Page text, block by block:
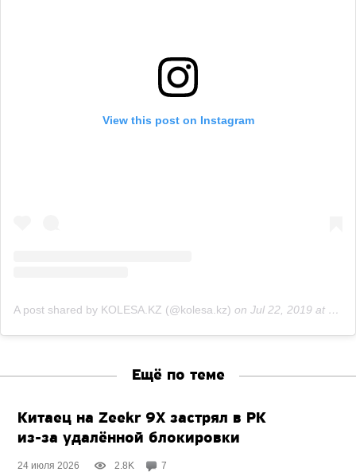
View this post on Instagram
A post shared by KOLESA.KZ (@kolesa.kz) on Jul 22, 2019 at 9:54pm PDT
Ещё по теме
Китаец на Zeekr 9X застрял в РК
из-за удалённой блокировки
24 июля 2026 2.8K 7